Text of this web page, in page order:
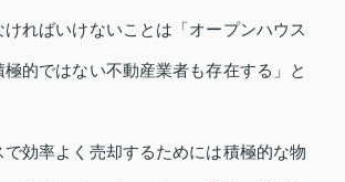
ければいけないことは「オープンハウス
極的ではない不動産業者も存在する」と
で効率よく売却するためには積極的な物